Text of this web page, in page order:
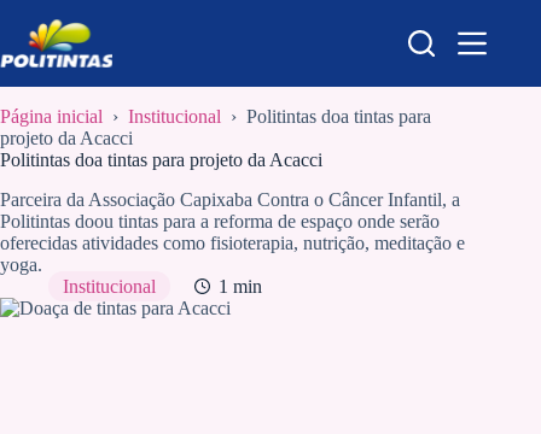
para
o
conteúdo
Página inicial › Institucional › Politintas doa tintas para
projeto da Acacci
Politintas doa tintas para projeto da Acacci
Parceira da Associação Capixaba Contra o Câncer Infantil, a
Politintas doou tintas para a reforma de espaço onde serão
oferecidas atividades como fisioterapia, nutrição, meditação e
yoga.
Institucional
1 min